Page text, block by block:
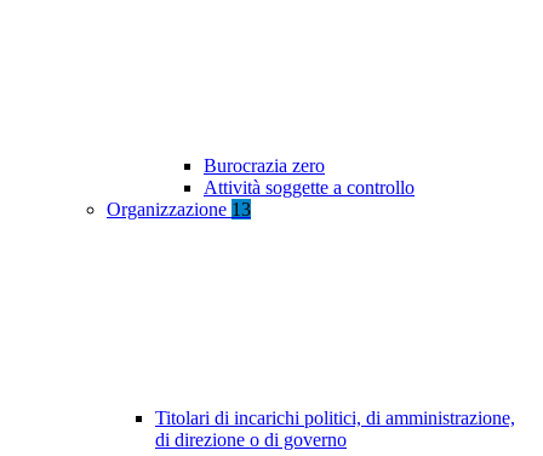
Burocrazia zero
Attività soggette a controllo
Organizzazione 13
Titolari di incarichi politici, di amministrazione,
di direzione o di governo